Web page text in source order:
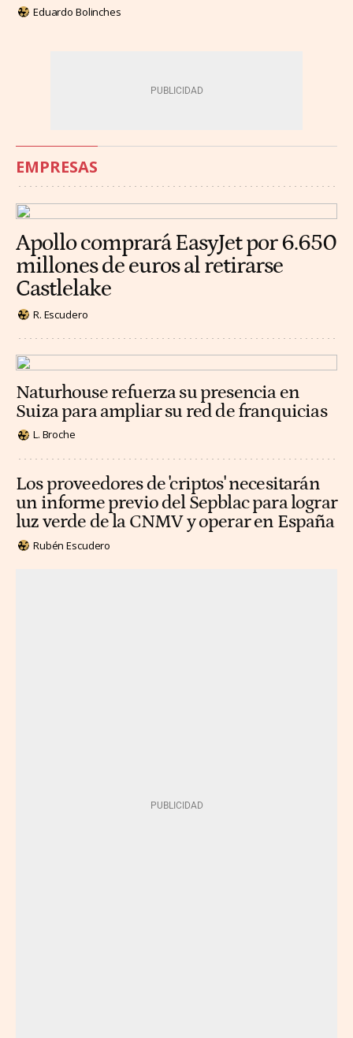
Eduardo Bolinches
EMPRESAS
Apollo comprará EasyJet por 6.650
millones de euros al retirarse
Castlelake
R. Escudero
Naturhouse refuerza su presencia en
Suiza para ampliar su red de franquicias
L. Broche
Los proveedores de 'criptos' necesitarán
un informe previo del Sepblac para lograr
luz verde de la CNMV y operar en España
Rubén Escudero